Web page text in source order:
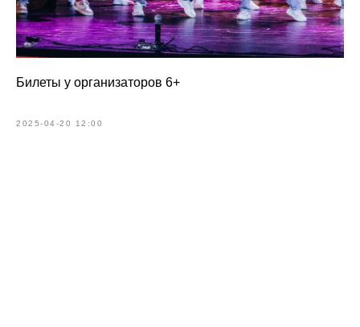
Билеты у организаторов 6+
2025-04-20 12:00